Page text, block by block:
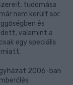
tudomása
nem került sor.
és
valamint a
egy speciális
miatt.
2006-ban